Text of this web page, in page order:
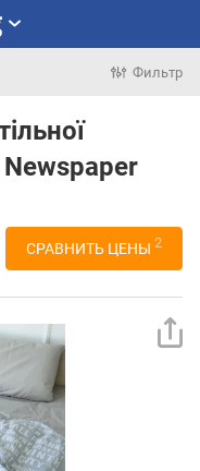
Фильтр
СРАВНИТЬ ЦЕНЫ 2